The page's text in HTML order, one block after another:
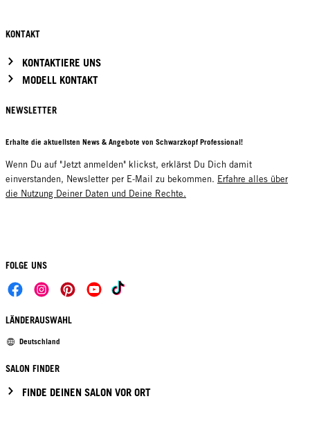
KONTAKT
KONTAKTIERE UNS
MODELL KONTAKT
NEWSLETTER
Erhalte die aktuellsten News & Angebote von Schwarzkopf Professional!
Wenn Du auf "Jetzt anmelden" klickst, erklärst Du Dich damit
einverstanden, Newsletter per E-Mail zu bekommen. Erfahre alles über
die Nutzung Deiner Daten und Deine Rechte.
FOLGE UNS
LÄNDERAUSWAHL
Deutschland
SALON FINDER
FINDE DEINEN SALON VOR ORT